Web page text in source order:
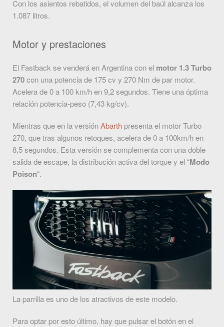
Con los asientos rebatidos, el volumen del baúl alcanza los
1.087 litros.
Motor y prestaciones
El Fastback se venderá en Argentina con el motor 1.3 Turbo
270con una potencia de 175 cv y 270 Nm de par motor.
Acelera de 0 a 100 km/h en 9,2 segundos. Tiene una óptima
relación potencia-peso (7,43 kg/cv).
Mientras que en la versiónAbarth presenta el motor Turbo
270, que tras algunos retoques, acelera de 0 a 100km/h en
8,5 segundos. Esta versión se complementa con una doble
salida de escape, la distribución activa del torque y el “Modo
Poison“.
La parrilla es uno de los atractivos de este modelo.
Para optar por esto último, hay que pulsar el botón en el